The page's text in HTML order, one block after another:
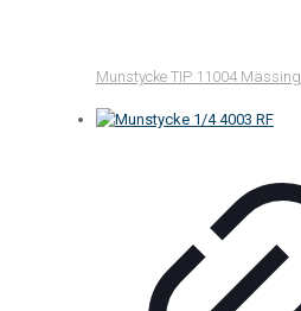
Munstycke TIP 11004 Mässing